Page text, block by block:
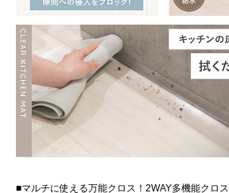
■マルチに使える万能クロス！2WAY多機能クロス